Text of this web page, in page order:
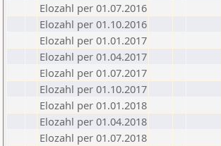
Elozahl per 01.07.2016
Elozahl per 01.10.2016
Elozahl per 01.01.2017
Elozahl per 01.04.2017
Elozahl per 01.07.2017
Elozahl per 01.10.2017
Elozahl per 01.01.2018
Elozahl per 01.04.2018
Elozahl per 01.07.2018